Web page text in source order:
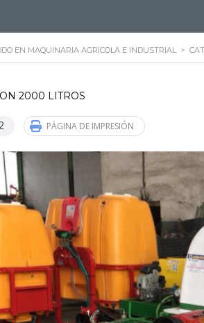
EN MAQUINARIA AGRICOLA E INDUSTRIAL >
2000 LITROS
PÁGINA DE IMPRESIÓN